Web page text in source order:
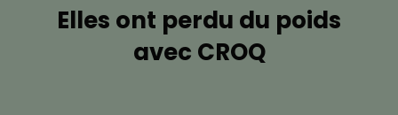
Elles ont perdu du poids
avec CROQ